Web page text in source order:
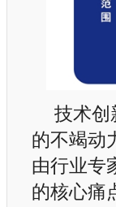
技术创
的不竭动
由行业专
的核心痛